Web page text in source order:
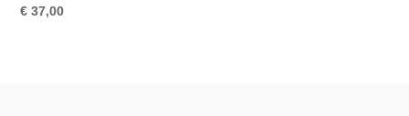
€ 37,00